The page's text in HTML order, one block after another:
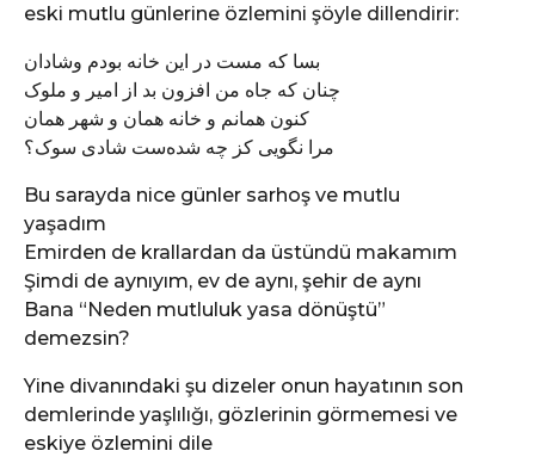
eski mutlu günlerine özlemini şöyle dillendirir:
بسا که مست در این خانه بودم وشادان
چنان که جاه من افزون بد از امیر و ملوک
کنون همانم و خانه همان و شهر همان
مرا نگویی کز چه شده‌ست شادی سوک؟
Bu sarayda nice günler sarhoş ve mutlu
yaşadım
Emirden de krallardan da üstündü makamım
Şimdi de aynıyım, ev de aynı, şehir de aynı
Bana “Neden mutluluk yasa dönüştü”
demezsin?
Yine divanındaki şu dizeler onun hayatının son
demlerinde yaşlılığı, gözlerinin görmemesi ve
eskiye özlemini dile